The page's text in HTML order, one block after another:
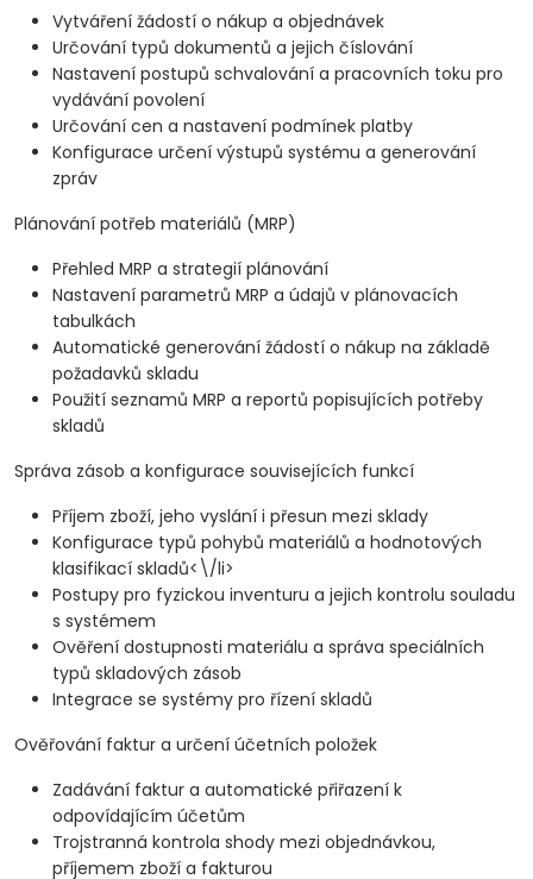
Vytváření žádostí o nákup a objednávek
Určování typů dokumentů a jejich číslování
Nastavení postupů schvalování a pracovních toku pro
vydávání povolení
Určování cen a nastavení podmínek platby
Konfigurace určení výstupů systému a generování
zpráv
Plánování potřeb materiálů (MRP)
Přehled MRP a strategií plánování
Nastavení parametrů MRP a údajů v plánovacích
tabulkách
Automatické generování žádostí o nákup na základě
požadavků skladu
Použití seznamů MRP a reportů popisujících potřeby
skladů
Správa zásob a konfigurace souvisejících funkcí
Příjem zboží, jeho vyslání i přesun mezi sklady
Konfigurace typů pohybů materiálů a hodnotových
klasifikací skladů<\/li>
Postupy pro fyzickou inventuru a jejich kontrolu souladu
s systémem
Ověření dostupnosti materiálu a správa speciálních
typů skladových zásob
Integrace se systémy pro řízení skladů
Ověřování faktur a určení účetních položek
Zadávání faktur a automatické přiřazení k
odpovídajícím účetům
Trojstranná kontrola shody mezi objednávkou,
příjemem zboží a fakturou